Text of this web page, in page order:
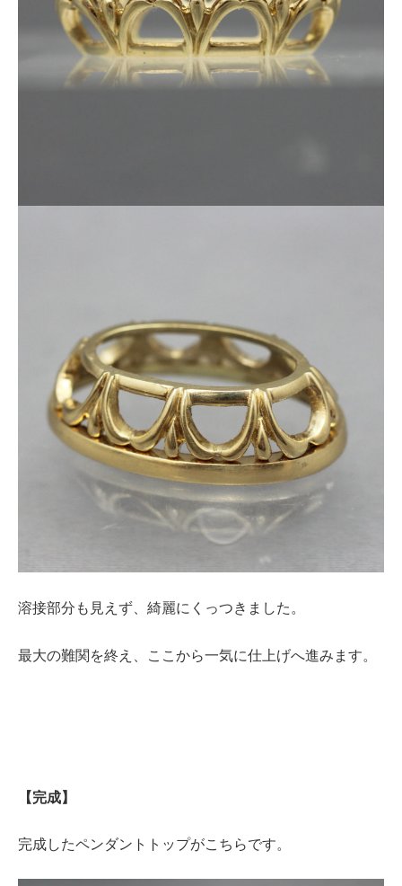
溶接部分も見えず、綺麗にくっつきました。
最大の難関を終え、ここから一気に仕上げへ進みます。
【完成】
完成したペンダントトップがこちらです。